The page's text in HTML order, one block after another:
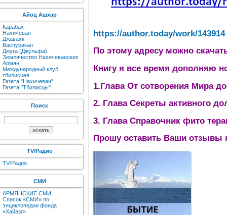
Айоц Ашхар
Карабах
Нахичеван
Джавахк
Васпуракан
Джуга (Джульфа)
Землячество Нахичеванских
Армян
Международный клуб
тбилисцев
Газета "Нахичеван"
Газета "Тбилисцы"
Поиск
TV/Радио
TV/Радио
СМИ
АРМЯНСКИЕ СМИ
Список «СМИ» по
энциклопедии фонда
«Хайазг»
https://author.today/work/143914
По этому адресу можно
Книгу я все время дополняю
1.Глава От сотворения Мира
2. Глава Секреты активного
3. Глава Справочник фито
Прошу оставить Ваши отзывы